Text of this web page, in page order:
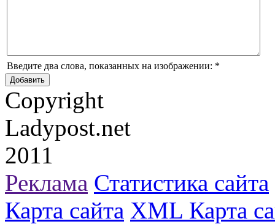
Введите два слова, показанных на изображении: *
Copyright
Ladypost.net
2011
Реклама Статистика сайта
Карта сайта XML Карта